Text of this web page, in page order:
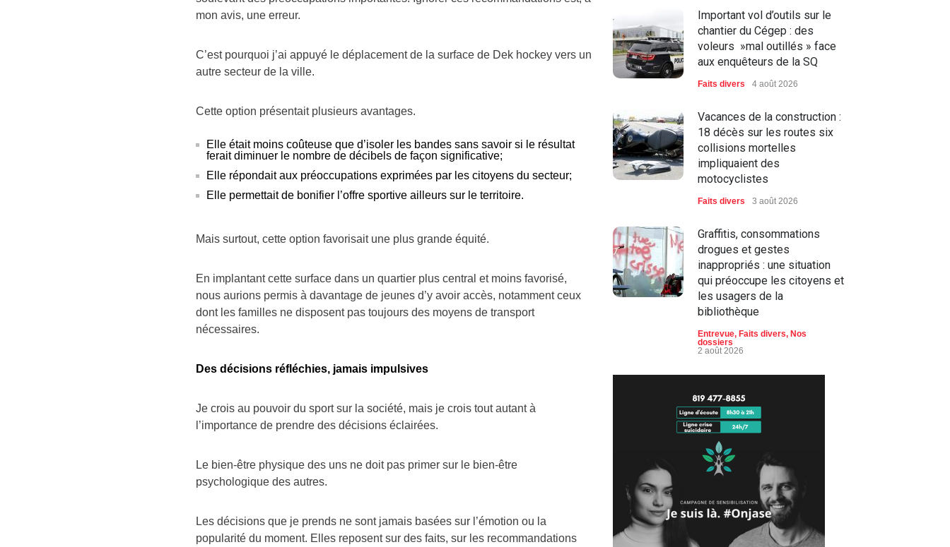
mon avis, une erreur.
C’est pourquoi j’ai appuyé le déplacement de la surface de Dek hockey vers un
autre secteur de la ville.
Cette option présentait plusieurs avantages.
Elle était moins coûteuse que d’isoler les bandes sans savoir si le résultat
ferait diminuer le nombre de décibels de façon significative;
Elle répondait aux préoccupations exprimées par les citoyens du secteur;
Elle permettait de bonifier l’offre sportive ailleurs sur le territoire.
Mais surtout, cette option favorisait une plus grande équité.
En implantant cette surface dans un quartier plus central et moins favorisé,
nous aurions permis à davantage de jeunes d’y avoir accès, notamment ceux
dont les familles ne disposent pas toujours des moyens de transport
nécessaires.
Des décisions réfléchies, jamais impulsives
Je crois au pouvoir du sport sur la société, mais je crois tout autant à
l’importance de prendre des décisions éclairées.
Le bien-être physique des uns ne doit pas primer sur le bien-être
psychologique des autres.
Les décisions que je prends ne sont jamais basées sur l’émotion ou la
popularité du moment. Elles reposent sur des faits, sur les recommandations
Important vol d’outils sur le
chantier du Cégep : des
voleurs »mal outillés » face
aux enquêteurs de la SQ
Faits divers 4 août 2026
Vacances de la construction :
18 décès sur les routes six
collisions mortelles
impliquaient des
motocyclistes
Faits divers 3 août 2026
Graffitis, consommations
drogues et gestes
inappropriés : une situation
qui préoccupe les citoyens et
les usagers de la
bibliothèque
Entrevue, Faits divers, Nos
dossiers
2 août 2026